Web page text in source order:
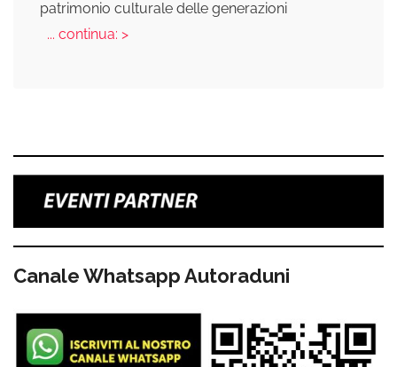
patrimonio culturale delle generazioni
... continua: >
Canale Whatsapp Autoraduni